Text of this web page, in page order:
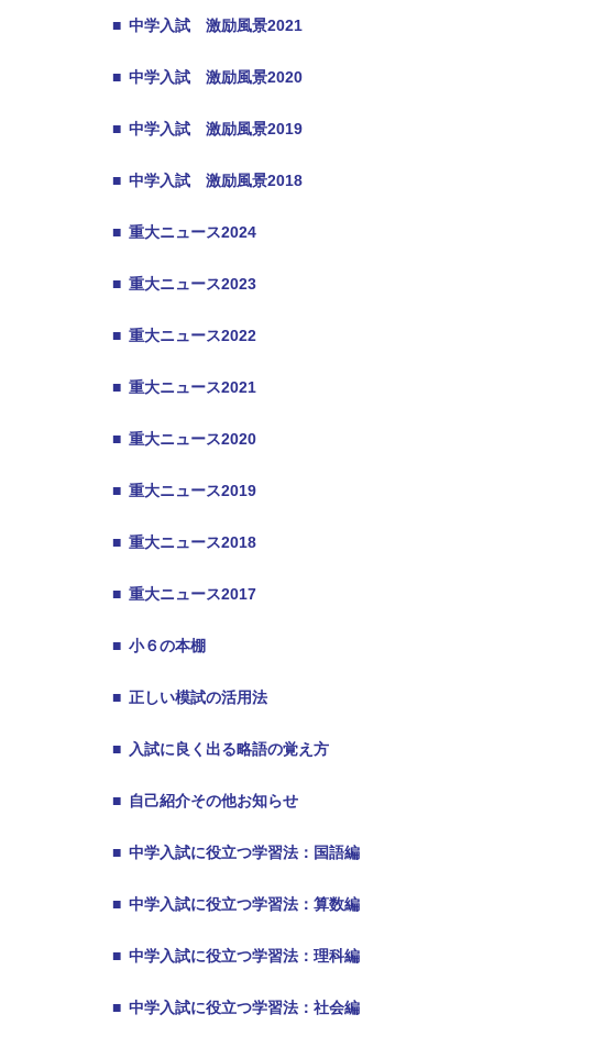
■ 中学入試 激励風景2021
■ 中学入試 激励風景2020
■ 中学入試 激励風景2019
■ 中学入試 激励風景2018
■ 重大ニュース2024
■ 重大ニュース2023
■ 重大ニュース2022
■ 重大ニュース2021
■ 重大ニュース2020
■ 重大ニュース2019
■ 重大ニュース2018
■ 重大ニュース2017
■ 小６の本棚
■ 正しい模試の活用法
■ 入試に良く出る略語の覚え方
■ 自己紹介その他お知らせ
■ 中学入試に役立つ学習法：国語編
■ 中学入試に役立つ学習法：算数編
■ 中学入試に役立つ学習法：理科編
■ 中学入試に役立つ学習法：社会編